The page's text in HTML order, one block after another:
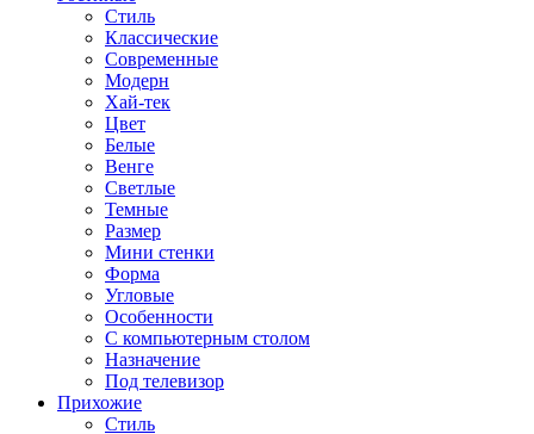
Стиль
Классические
Современные
Модерн
Хай-тек
Цвет
Белые
Венге
Светлые
Темные
Размер
Мини стенки
Форма
Угловые
Особенности
С компьютерным столом
Назначение
Под телевизор
Прихожие
Стиль